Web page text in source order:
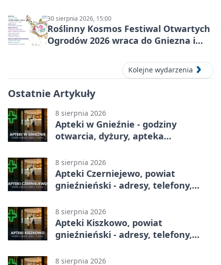
30 sierpnia 2026, 15:00
Roślinny Kosmos Festiwal Otwartych
Ogrodów 2026 wraca do Gniezna i
Kolejne wydarzenia
Ostatnie Artykuły
8 sierpnia 2026
Apteki w Gnieźnie - godziny
otwarcia, dyżury, apteka
8 sierpnia 2026
Apteki Czerniejewo, powiat
gnieźnieński - adresy, telefony,
8 sierpnia 2026
Apteki Kiszkowo, powiat
gnieźnieński - adresy, telefony,
8 sierpnia 2026